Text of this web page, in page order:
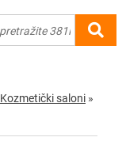
Kozmetički saloni »